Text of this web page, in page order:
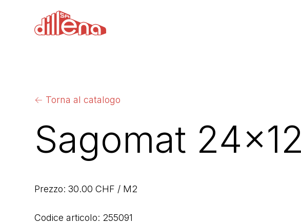
← Torna al catalogo
Sagomat
Prezzo: 30.00 CHF / M2
Codice articolo: 255091